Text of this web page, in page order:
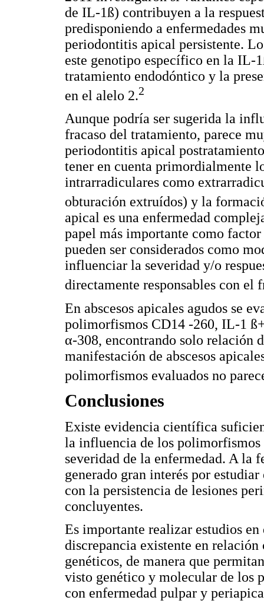
de IL-1ß) contribuyen a la
predisponiendo a enfermedades
periodontitis apical persistente.
este genotipo específico en la IL-
tratamiento endodóntico y la
en el alelo 2.2
Aunque podría ser sugerida la
fracaso del tratamiento, parece
periodontitis apical
tener en cuenta primordialmente
intrarradiculares como
obturación extruídos) y la
apical es una enfermedad
papel más importante como
pueden ser considerados como
influenciar la severidad y/o
directamente responsables con el
En abscesos apicales agudos se
polimorfismos CD14 -260, IL-1
α-308, encontrando solo
manifestación de abscesos
polimorfismos evaluados no
Conclusiones
Existe evidencia científica
la influencia de los
severidad de la enfermedad. A la
generado gran interés por
con la persistencia de lesiones
concluyentes.
Es importante realizar estudios
discrepancia existente en
genéticos, de manera que
visto genético y molecular de los
con enfermedad pulpar y